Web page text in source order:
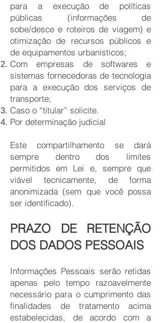
para a execução de políticas
públicas (informações de
sobe/desce e roteiros de viagem) e
otimização de recursos públicos e
de equipamentos urbanísticos;
Com empresas de softwares e
sistemas fornecedoras de tecnologia
para a execução dos serviços de
transporte;
Caso o “titular” solicite.
Por determinação judicial
Este compartilhamento se dará
sempre dentro dos limites
permitidos em Lei e, sempre que
viável tecnicamente, de forma
anonimizada (sem que você possa
ser identificado).
PRAZO DE RETENÇÃO
DOS DADOS PESSOAIS
Informações Pessoais serão retidas
apenas pelo tempo razoavelmente
necessário para o cumprimento das
finalidades de tratamento acima
estabelecidas, de acordo com a